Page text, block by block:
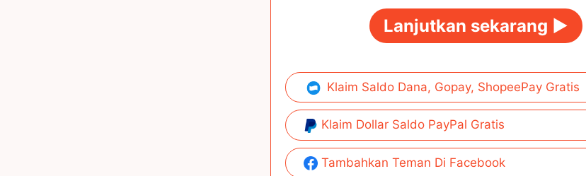
Lanjutkan sekarang ►
Klaim Saldo Dana, Gopay, ShopeePay Gratis
Klaim Dollar Saldo PayPal Gratis
Tambahkan Teman Di Facebook